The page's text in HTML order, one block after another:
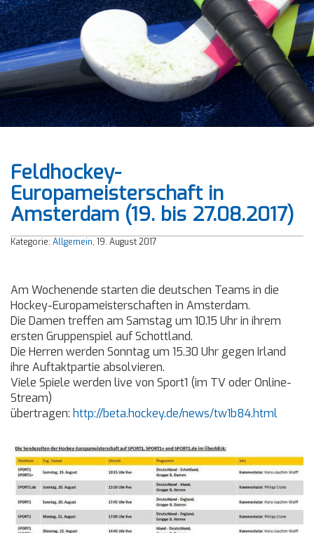
Feldhockey-
Europameisterschaft in
Amsterdam (19. bis 27.08.2017)
Kategorie: Allgemein, 19. August 2017
Am Wochenende starten die deutschen Teams in die
Hockey-Europameisterschaften in Amsterdam.
Die Damen treffen am Samstag um 10.15 Uhr in ihrem
ersten Gruppenspiel auf Schottland.
Die Herren werden Sonntag um 15.30 Uhr gegen Irland
ihre Auftaktpartie absolvieren.
Viele Spiele werden live von Sport1 (im TV oder Online-
Stream)
übertragen: http://beta.hockey.de/news/tw1b84.html